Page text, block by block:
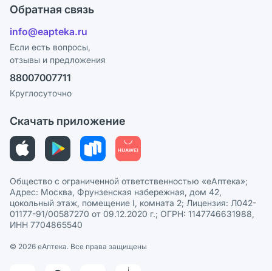
Ответы на вопросы
Блог
Поставщики
Лицензия
Реклама на сайте
Ваши товары на ЕАПТЕКЕ
Программа СберСпасибо
Политика конфиденциальности
Пользовательское соглашение
Политика рекомендаций
Этика и соответствие
Политика в отношении обработки персональных данных
Обратная связь
info@eapteka.ru
Если есть вопросы,
отзывы и предложения
88007007711
Круглосуточно
Скачать приложение
Общество с ограниченной ответственностью «еАптека»;
Адрес: Москва, Фрунзенская набережная, дом 42,
цокольный этаж, помещение I, комната 2; Лицензия: Л042-
01177-91/00587270 от 09.12.2020 г.; ОГРН: 1147746631988,
ИНН 7704865540
© 2026 eАптека. Все права защищены